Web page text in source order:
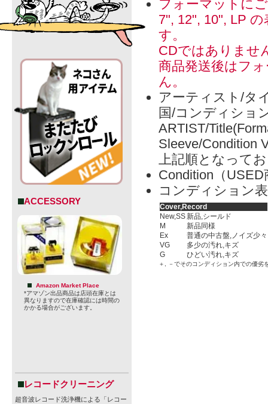
ACCESSORY
Amazon Market Place
*アマゾン出品商品は店頭在庫とは
異なりますので在庫確認には時間の
かかる場合がございます。
レコードクリーニング
超音波レコード洗浄機による「レコー
フォーマットに
7", 12", 10", LP
す。
CDではありませ
商品発送後はフ
ん。
アーティスト/タ
国/コンディショ
ARTIST/
Sleeve/Condition
上記順となって
Condition（
コンディション
Cover,Record
New,SS新品,シールド
M
新品同様
Ex
普通の中古盤,ノイズ少々
VG
多少の汚れ,キズ
G
ひどい汚れ,キズ
＋, －でそのコンディション内での優劣